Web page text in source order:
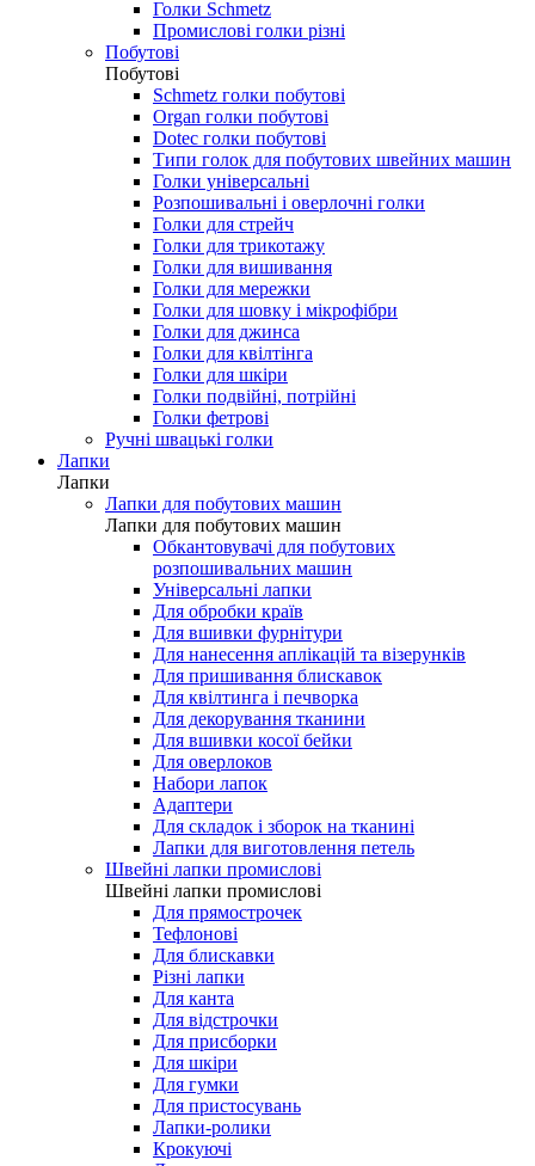
Голки Schmetz
Промислові голки різні
Побутові
Побутові
Schmetz голки побутові
Organ голки побутові
Dotec голки побутові
Типи голок для побутових швейних машин
Голки універсальні
Розпошивальні і оверлочні голки
Голки для стрейч
Голки для трикотажу
Голки для вишивання
Голки для мережки
Голки для шовку і мікрофібри
Голки для джинса
Голки для квілтінга
Голки для шкіри
Голки подвійні, потрійні
Голки фетрові
Ручні швацькі голки
Лапки
Лапки
Лапки для побутових машин
Лапки для побутових машин
Обкантовувачі для побутових
розпошивальних машин
Універсальні лапки
Для обробки країв
Для вшивки фурнітури
Для нанесення аплікацій та візерунків
Для пришивання блискавок
Для квілтинга і печворка
Для декорування тканини
Для вшивки косої бейки
Для оверлоков
Набори лапок
Адаптери
Для складок і зборок на тканині
Лапки для виготовлення петель
Швейні лапки промислові
Швейні лапки промислові
Для прямострочек
Тефлонові
Для блискавки
Різні лапки
Для канта
Для відстрочки
Для присборки
Для шкіри
Для гумки
Для пристосувань
Лапки-ролики
Крокуючі